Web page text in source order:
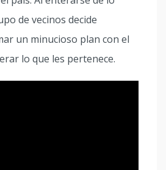
de vecinos decide
un minucioso plan con el
lo que les pertenece.